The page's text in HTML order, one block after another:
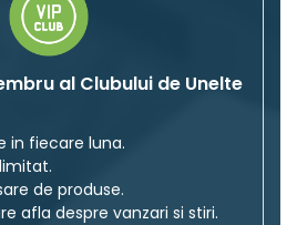
al Clubului de Unelte
in fiecare luna.
de produse.
afla despre vanzari si stiri.